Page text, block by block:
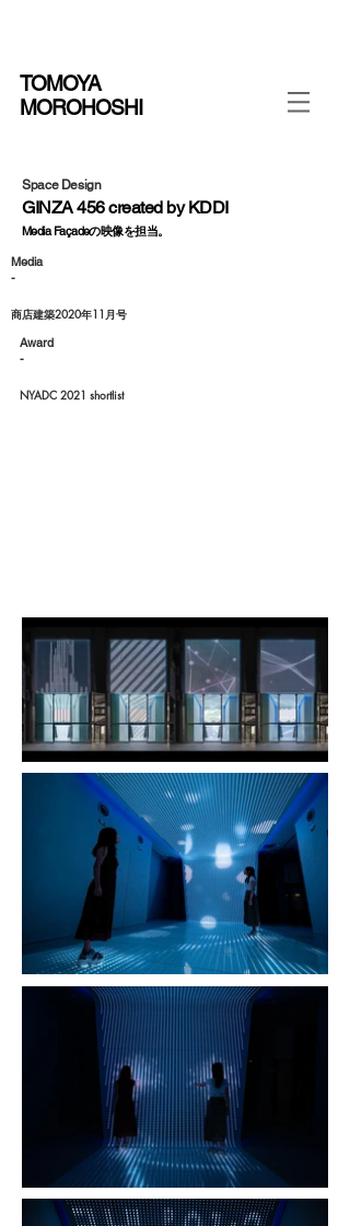
TOMOYA
MOROHOSHI
Space Design
GINZA 456 created by KDDI
Media Façadeの映像を担当。
Media
-
商店建築2020年11月号
​Award
-
NYADC 2021 shortlist